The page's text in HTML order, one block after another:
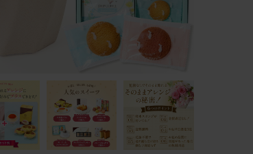
イエロー ピンク